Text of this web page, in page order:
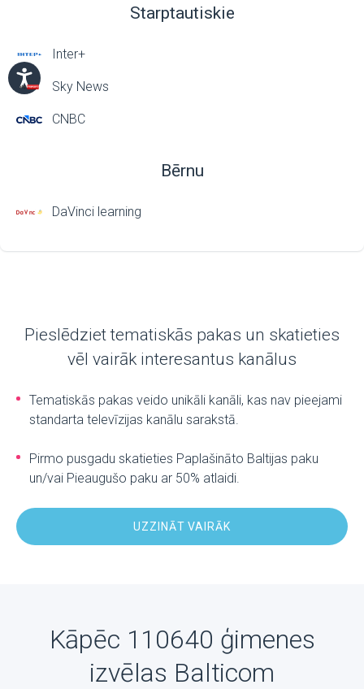
Starptautiskie
Inter+
Sky News
CNBC
Bērnu
DaVinci learning
Pieslēdziet tematiskās pakas un skatieties
vēl vairāk interesantus kanālus
Tematiskās pakas veido unikāli kanāli, kas nav pieejami
standarta televīzijas kanālu sarakstā.
Pirmo pusgadu skatieties Paplašināto Baltijas paku
un/vai Pieaugušo paku ar 50% atlaidi.
UZZINĀT VAIRĀK
Kāpēc 110640 ģimenes
izvēlas Balticom